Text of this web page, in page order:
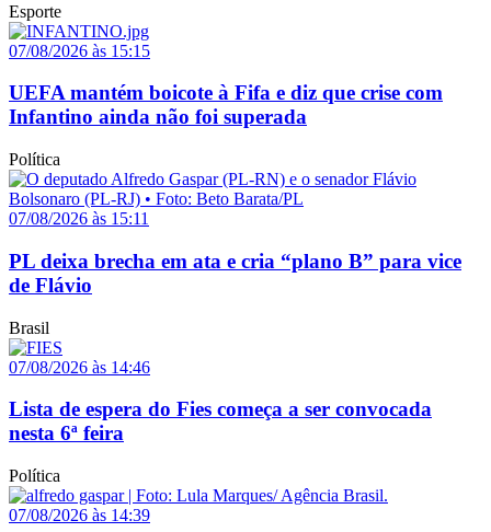
Esporte
07/08/2026 às 15:15
UEFA mantém boicote à Fifa e diz que crise com
Infantino ainda não foi superada
Política
07/08/2026 às 15:11
PL deixa brecha em ata e cria “plano B” para vice
de Flávio
Brasil
07/08/2026 às 14:46
Lista de espera do Fies começa a ser convocada
nesta 6ª feira
Política
07/08/2026 às 14:39